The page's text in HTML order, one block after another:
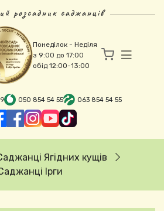
розсадник саджанців
Понеділок - Неділя
з 9:00 до 17:00
обід 12:00-13:00
050 854 54 55 063 854 54 55
Ягідних кущів
Ірги